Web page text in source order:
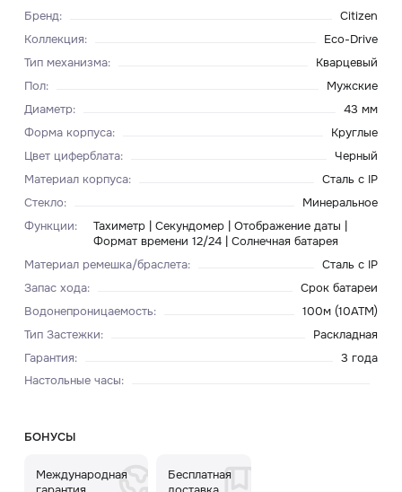
Бренд:
Citizen
Коллекция:
Eco-Drive
Тип механизма:
Кварцевый
Пол:
Мужские
Диаметр:
43 мм
Форма корпуса:
Круглые
Цвет циферблата:
Черный
Материал корпуса:
Сталь c IP
Стекло:
Минеральное
Функции:
Тахиметр | Секундомер | Отображение даты |
Формат времени 12/24 | Солнечная батарея
Материал ремешка/браслета:
Сталь c IP
Запас хода:
Срок батареи
Водонепроницаемость:
100м (10ATM)
Тип Застежки:
Раскладная
Гарантия:
3 года
Настольные часы:
БОНУСЫ
Международная
Бесплатная